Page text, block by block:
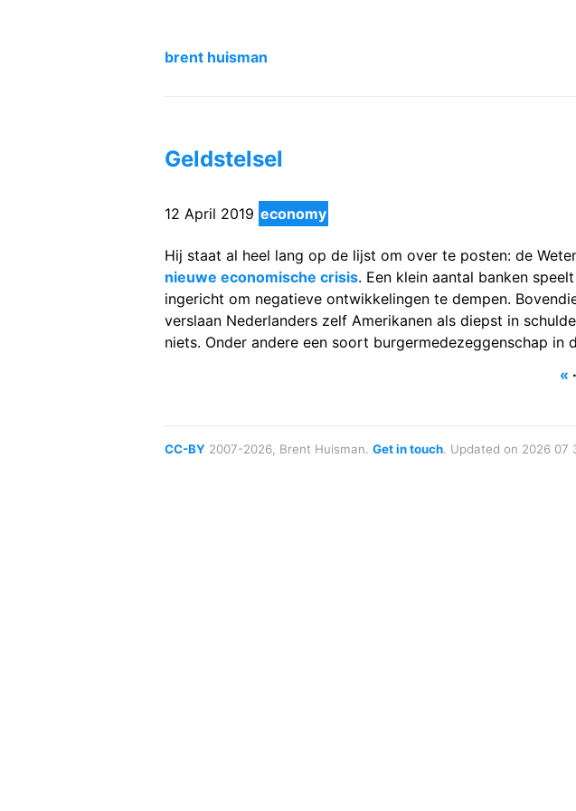
brent huisman
Geldstelsel
12 April 2019 economy
Hij staat al heel lang op de lijst om over te posten: de
nieuwe economische crisis. Een klein aantal banken
ingericht om negatieve ontwikkelingen te dempen.
verslaan Nederlanders zelf Amerikanen als diepst in
niets. Onder andere een soort burgermedezeggenschap
« ·
CC-BY 2007-2026, Brent Huisman. Get in touch. Updated on 2026 07